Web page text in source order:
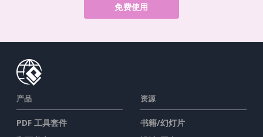
免费使用
产品
PDF 工具套件
资源
书籍/幻灯片